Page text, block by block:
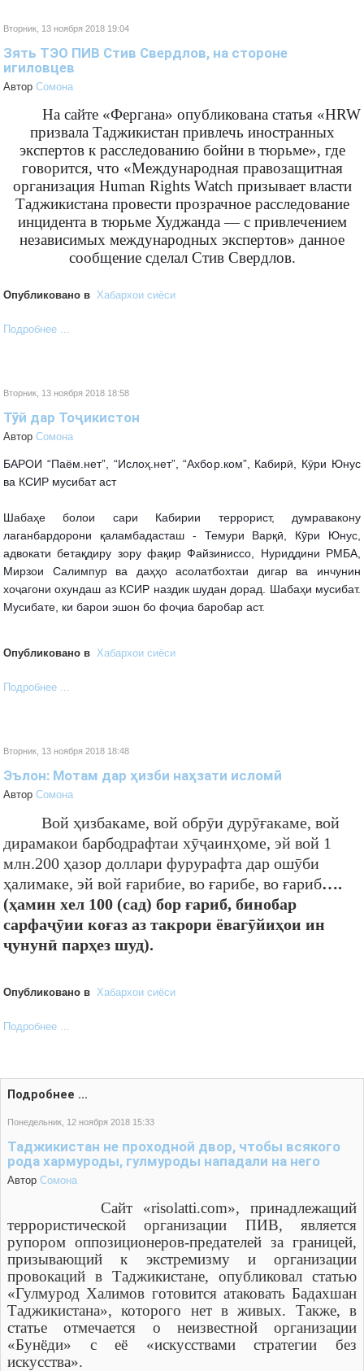
Вторник, 13 ноября 2018 19:04
Зять ТЭО ПИВ Стив Свердлов, на стороне
игиловцев
Автор Cомона
На сайте «Фергана» опубликована статья «HRW
призвала Таджикистан привлечь иностранных
экспертов к расследованию бойни в тюрьме», где
говорится, что «Международная правозащитная
организация Human Rights Watch призывает власти
Таджикистана провести прозрачное расследование
инцидента в тюрьме Худжанда — с привлечением
независимых международных экспертов» данное
сообщение сделал Стив Свердлов.
Опубликовано в Хабархои сиёси
Подробнее ...
Вторник, 13 ноября 2018 18:58
Тӯй дар Тоҷикистон
Автор Cомона
БАРОИ “Паём.нет”, “Ислоҳ.нет”, “Ахбор.ком”, Кабирӣ, Кӯри Юнус
ва КСИР мусибат аст
Шабаҳе болои сари Кабирии террорист, думравакону
лаганбардорони қаламбадасташ - Темури Варқӣ, Кӯри Юнус,
адвокати бетақдиру зору фақир Файзиниссо, Нуриддини РМБА,
Мирзои Салимпур ва даҳҳо асолатбохтаи дигар ва инчунин
хоҷагони охундаш аз КСИР наздик шудан дорад. Шабаҳи мусибат.
Мусибате, ки барои эшон бо фоҷиа баробар аст.
Опубликовано в Хабархои сиёси
Подробнее ...
Вторник, 13 ноября 2018 18:48
Эълон: Мотам дар ҳизби наҳзати исломӣ
Автор Cомона
Вой ҳизбакаме, вой обрӯи дурӯғакаме, вой
дирамакои барбодрафтаи хӯҷаинҳоме, эй вой 1
млн.200 ҳазор доллари фурурафта дар ошӯби
ҳалимаке, эй вой ғарибие, во ғарибе, во ғариб….
(ҳамин хел 100 (сад) бор ғариб, бинобар
сарфаҷӯии коғаз аз такрори ёвагӯйиҳои ин
ҷунунӣ парҳез шуд).
Опубликовано в Хабархои сиёси
Подробнее ...
Подробнее ...
Понедельник, 12 ноября 2018 15:33
Таджикистан не проходной двор, чтобы всякого
рода хармуроды, гулмуроды нападали на него
Автор Cомона
Сайт «risolatti.com», принадлежащий
террористической организации ПИВ, является
рупором оппозиционеров-предателей за границей,
призывающий к экстремизму и организации
провокаций в Таджикистане, опубликовал статью
«Гулмурод Халимов готовится атаковать Бадахшан
Таджикистана», которого нет в живых. Также, в
статье отмечается о неизвестной организации
«Бунёди» с её «искусствами стратегии без
искусства».